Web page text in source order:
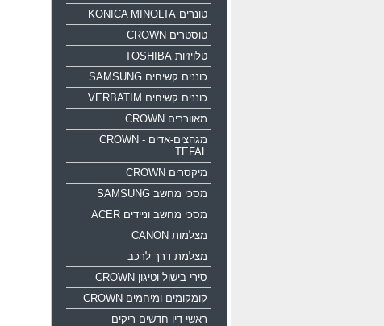
טונרים KONICA MINOLTA
טוסטרים CROWN
טלויזיות TOSHIBA
כוננים קשיחים SAMSUNG
כוננים קשיחים VERBATIM
מאווררים CROWN
מגהצים-אדים CROWN -
TEFAL
מיקסרים CROWN
מסכי מחשב SAMSUNG
מסכי מחשב וניידים ACER
מצלמות CANON
מצלמת דרך לרכב
סירי בישול וטיגון CROWN
קומקומים ומיחמים CROWN
ראשי דיו חדשים ריקים